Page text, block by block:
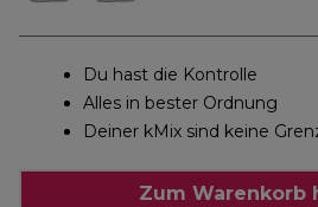
Du hast die Kontrolle
Alles in bester Ordnung
Deiner kMix sind keine
Zum Warenkorb